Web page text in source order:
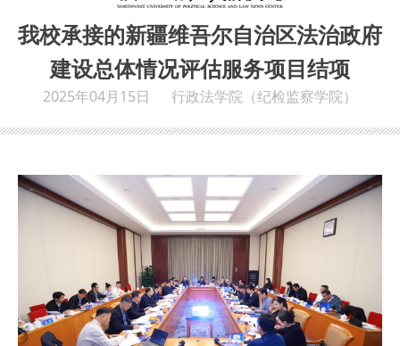
我校承接的新疆维吾尔自治区法治政府
建设总体情况评估服务项目结项
2025年04月15日 行政法学院（纪检监察学院）